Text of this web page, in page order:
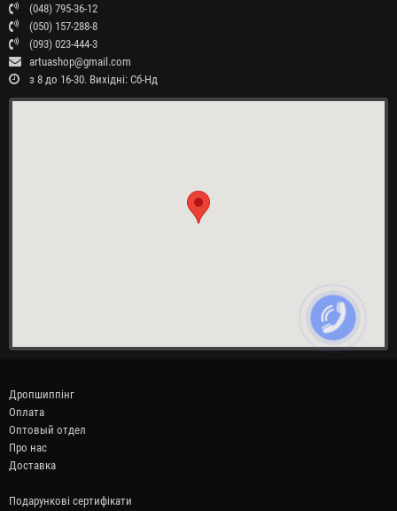
(048) 795-36-12
(050) 157-288-8
(093) 023-444-3
artuashop@gmail.com
з 8 до 16-30. Вихідні: Сб-Нд
Дропшиппінг
Оплата
Оптовый отдел
Про нас
Доставка
Подарункові сертифікати